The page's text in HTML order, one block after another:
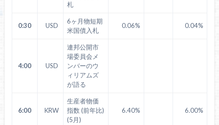
札
0:30 USD
6ヶ月物短期
米国債入札
0.06% 0.04%
4:00 USD
連邦公開市
場委員会メ
ンバーのウ
ィリアムズ
が語る
6:00 KRW
生産者物価
指数 (前年比)
(5月)
6.40% 6.00%